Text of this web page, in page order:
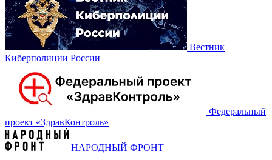
Вестник
Киберполиции России
Федеральный
проект «‎ЗдравКонтроль»
НАРОДНЫЙ ФРОНТ